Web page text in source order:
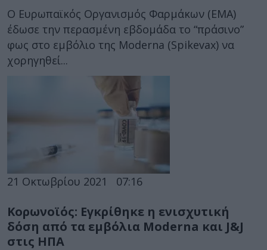
Ο Ευρωπαϊκός Οργανισμός Φαρμάκων (EMA)
έδωσε την περασμένη εβδομάδα το “πράσινο”
φως στο εμβόλιο της Moderna (Spikevax) να
χορηγηθεί...
21 Οκτωβρίου 2021 07:16
Κορωνοϊός: Εγκρίθηκε η ενισχυτική
δόση από τα εμβόλια Moderna και J&J
στις ΗΠΑ